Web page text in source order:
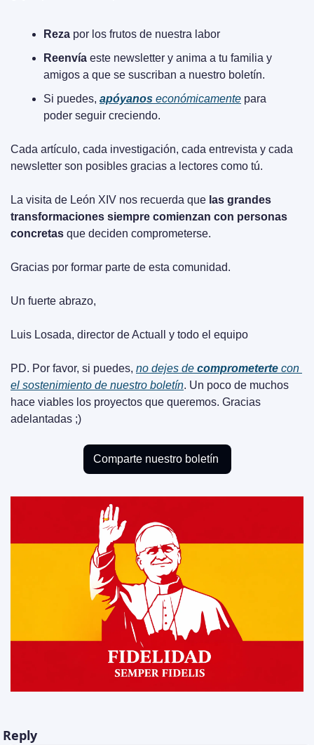
Reza por los frutos de nuestra labor
Reenvía este newsletter y anima a tu familia y
amigos a que se suscriban a nuestro boletín.
Si puedes, apóyanos económicamente para
poder seguir creciendo.
Cada artículo, cada investigación, cada entrevista y cada
newsletter son posibles gracias a lectores como tú.
La visita de León XIV nos recuerda que las grandes
transformaciones siempre comienzan con personas
concretas que deciden comprometerse.
Gracias por formar parte de esta comunidad.
Un fuerte abrazo,
Luis Losada, director de Actuall y todo el equipo
PD. Por favor, si puedes, no dejes de comprometerte con
el sostenimiento de nuestro boletín. Un poco de muchos
hace viables los proyectos que queremos. Gracias
adelantadas ;)
Comparte nuestro boletín
Reply